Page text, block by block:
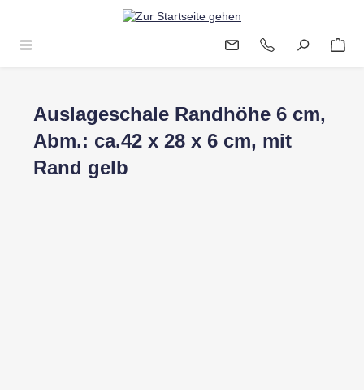
Zum Hauptinhalt springen
Auslageschale Randhöhe 6 cm,
Abm.: ca.42 x 28 x 6 cm, mit
Rand gelb